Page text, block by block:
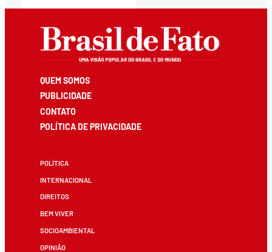
QUEM SOMOS
PUBLICIDADE
CONTATO
POLÍTICA DE PRIVACIDADE
POLÍTICA
INTERNACIONAL
DIREITOS
BEM VIVER
SOCIOAMBIENTAL
OPINIÃO